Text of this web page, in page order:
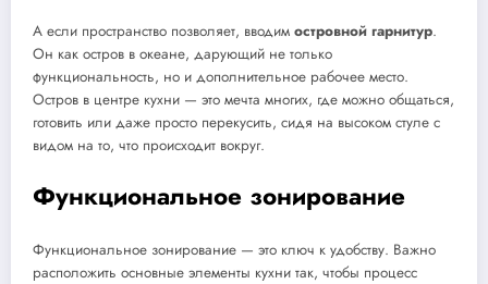
А если пространство позволяет, вводим островной гарнитур.
Он как остров в океане, дарующий не только
функциональность, но и дополнительное рабочее место.
Остров в центре кухни — это мечта многих, где можно общаться,
готовить или даже просто перекусить, сидя на высоком стуле с
видом на то, что происходит вокруг.
Функциональное зонирование
Функциональное зонирование — это ключ к удобству. Важно
расположить основные элементы кухни так, чтобы процесс